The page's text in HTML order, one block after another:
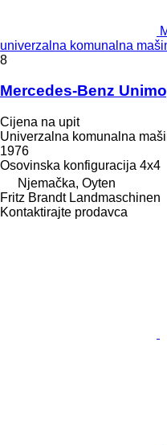
univerzalna komunalna
8
Mercedes-Benz
Cijena na upit
Univerzalna komunalna
1976
Osovinska konfiguracija 4x4
Njemačka, Oyten
Fritz Brandt Landmaschinen
Kontaktirajte prodavca